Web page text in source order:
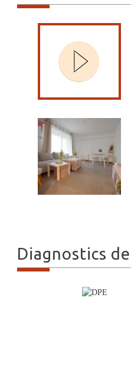
diagnostics de